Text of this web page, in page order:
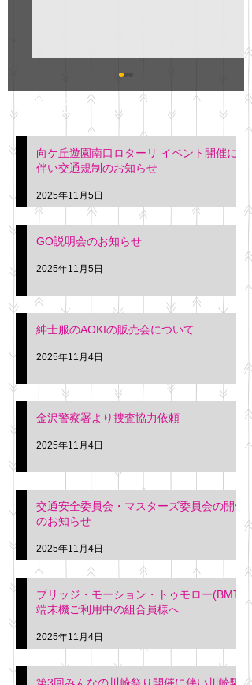
明日(11月6日)午後3時～5
階会議室にてGOの説明会
を行います。 神奈川個人
タクシー協同組合 専務 佐
久間
最新記事
向ケ丘遊園南口ロターリ イベント開催に
伴い交通規制のお知らせ
2025年11月5日
GO説明会のお知らせ
2025年11月5日
紳士服のAOKIの販売会について
2025年11月4日
金沢警察署より捜査協力依頼
2025年11月4日
交通安全委員会・マスターズ委員会の開催
のお知らせ
2025年11月4日
ブリッジ・モーション・トゥモロー(BMT)
端末機ご利用中の組合員様へ
2025年11月4日